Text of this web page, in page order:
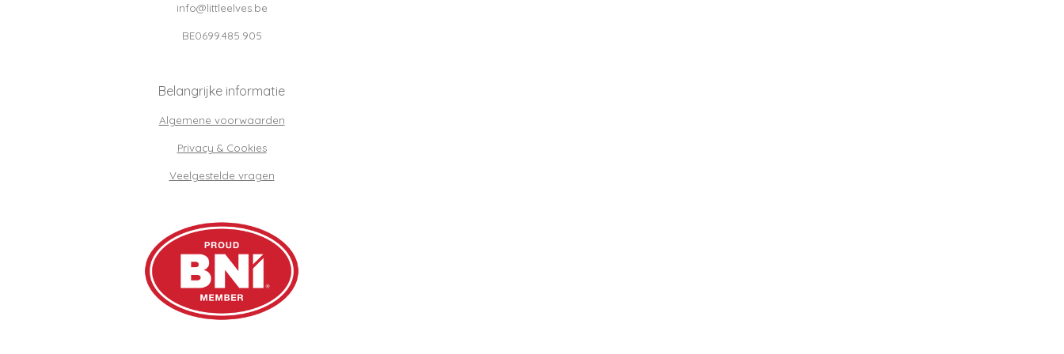
info@littleelves.be
BE0699.485.905
Belangrijke informatie
Algemene voorwaarden
Privacy & Cookies
Veelgestelde vragen